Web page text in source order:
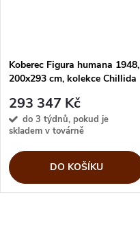
Koberec Figura humana 1948,
200x293 cm, kolekce Chillida
293 347 Kč
do 3 týdnů, pokud je
skladem v továrně
DO KOŠÍKU